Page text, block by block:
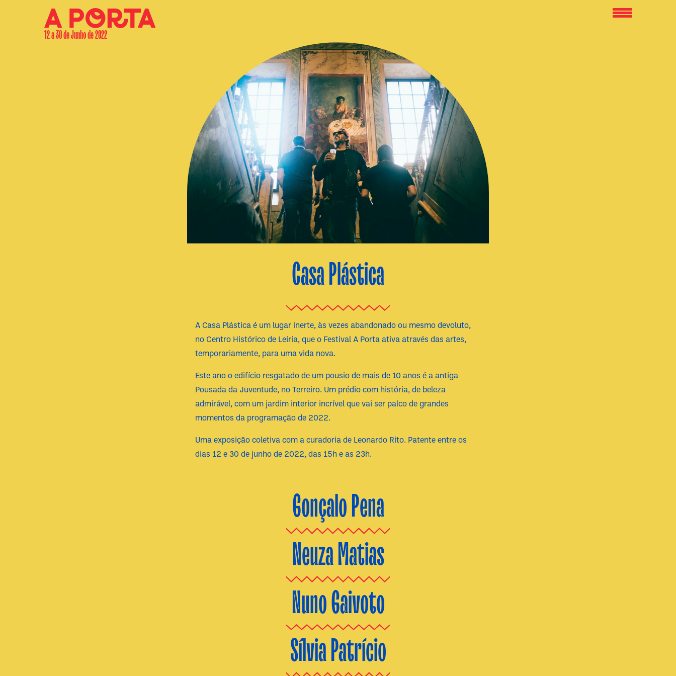
12 a 30 de Junho de 2022
Casa Plástica
A Casa Plástica é um lugar inerte, às vezes abandonado ou mesmo devoluto,
no Centro Histórico de Leiria, que o Festival A Porta ativa através das artes,
temporariamente, para uma vida nova.
Este ano o edifício resgatado de um pousio de mais de 10 anos é a antiga
Pousada da Juventude, no Terreiro. Um prédio com história, de beleza
admirável, com um jardim interior incrível que vai ser palco de grandes
momentos da programação de 2022.
Uma exposição coletiva com a curadoria de Leonardo Rito. Patente entre os
dias 12 e 30 de junho de 2022, das 15h e as 23h.
Gonçalo Pena
Neuza Matias
Nuno Gaivoto
Sílvia Patrício